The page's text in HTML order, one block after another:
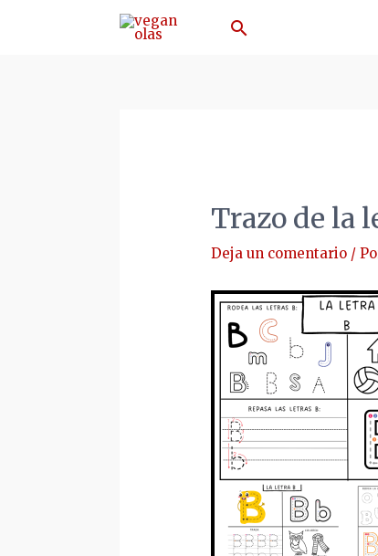
Buscar
Trazo de la
Deja un comentario /